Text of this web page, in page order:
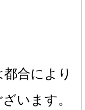
合により
います。